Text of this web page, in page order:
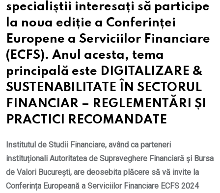
specialiștii interesați să participe
la noua ediție a Conferinței
Europene a Serviciilor Financiare
(ECFS). Anul acesta, tema
principală este DIGITALIZARE &
SUSTENABILITATE ÎN SECTORUL
FINANCIAR – REGLEMENTĂRI ȘI
PRACTICI RECOMANDATE
Institutul de Studii Financiare, având ca parteneri
instituționali Autoritatea de Supraveghere Financiară și Bursa
de Valori București, are deosebita plăcere să vă invite la
Conferința Europeană a Serviciilor Financiare ECFS 2024